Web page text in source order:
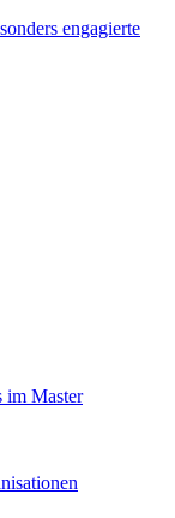
engagierte
im Master